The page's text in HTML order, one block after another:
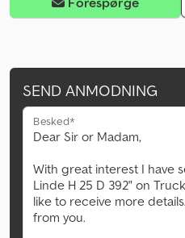
SEND ANMODNING
Besked*